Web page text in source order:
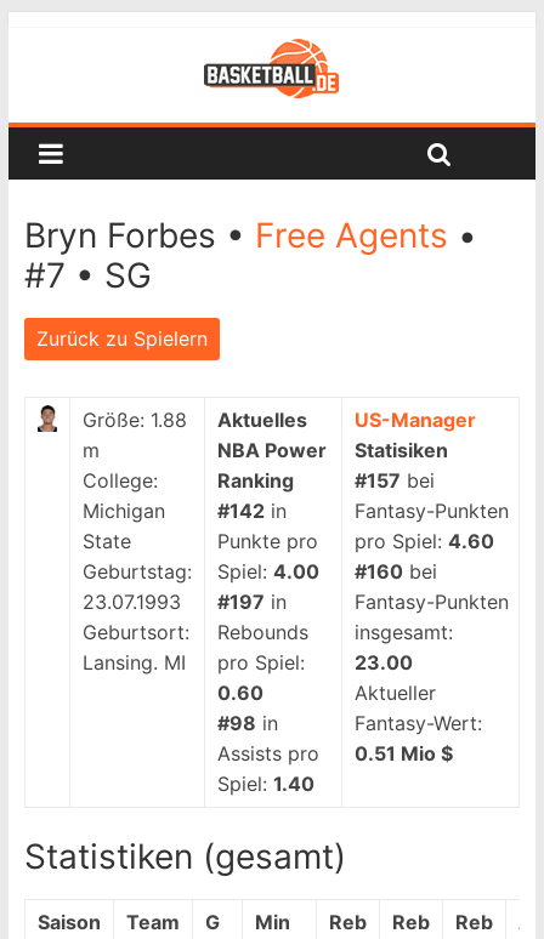
Bryn Forbes • Free Agents •
#7 • SG
Zurück zu Spielern
Größe: 1.88
m
College:
Michigan
State
Geburtstag:
23.07.1993
Geburtsort:
Lansing. MI
Aktuelles
NBA Power
Ranking
#142 in
Punkte pro
Spiel: 4.00
#197 in
Rebounds
pro Spiel:
0.60
#98 in
Assists pro
Spiel: 1.40
US-Manager
Statisiken
#157 bei
Fantasy-Punkten
pro Spiel: 4.60
#160 bei
Fantasy-Punkten
insgesamt:
23.00
Aktueller
Fantasy-Wert:
0.51 Mio $
Statistiken (gesamt)
Saison Team G Min
Reb
Reb
Reb